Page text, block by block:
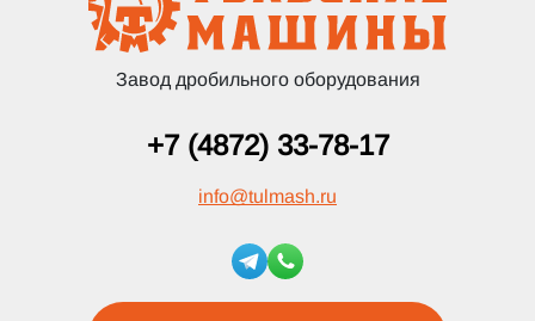
Завод дробильного оборудования
+7 (4872) 33-78-17
info@tulmash.ru